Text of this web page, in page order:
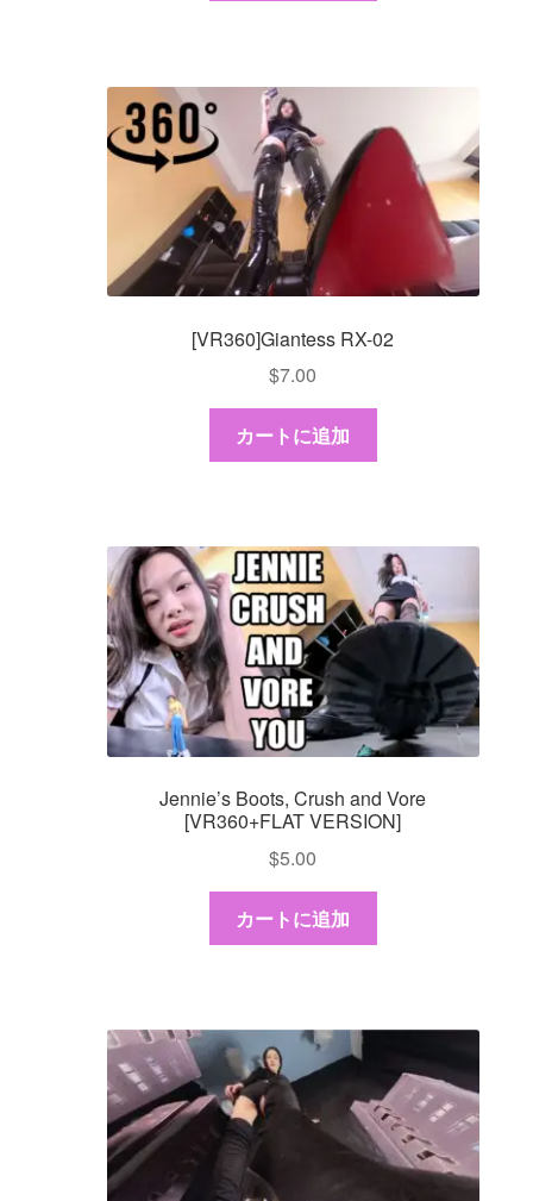
[VR360]Giantess RX-02
$7.00
カートに追加
Jennie’s Boots, Crush and Vore
[VR360+FLAT VERSION]
$5.00
カートに追加